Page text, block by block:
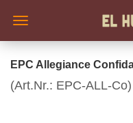
EPC Allegiance
(Art.Nr.: EPC-ALL-Co)